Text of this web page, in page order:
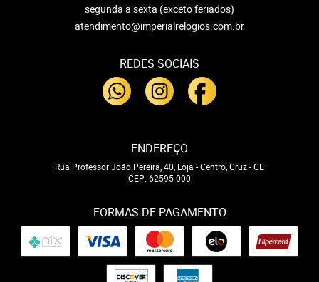
segunda a sexta (exceto feriados)
atendimento@imperialrelogios.com.br
REDES SOCIAIS
ENDEREÇO
Rua Professor João Pereira, 40, Loja -Centro, Cruz-CE
CEP: 62595-000
FORMAS DE PAGAMENTO